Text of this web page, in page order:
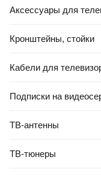
Аксессуары для
Кронштейны, стойки
Кабели для
Подписки на
ТВ-антенны
ТВ-тюнеры